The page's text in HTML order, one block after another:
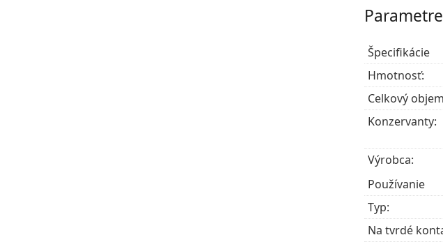
Parametre
Špecifikácie
Hmotnosť:
Celkový
Konzervanty:
Výrobca:
Používanie
Typ:
Na tvrdé